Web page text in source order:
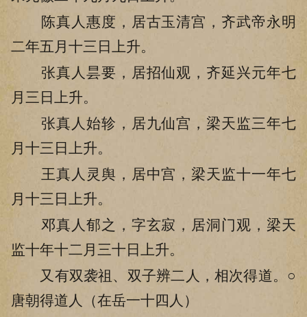
陈真人惠度，居古玉清宫，齐武帝永明
二年五月十三日上升。
张真人昙要，居招仙观，齐延兴元年七
月三日上升。
张真人始轸，居九仙宫，梁天监三年七
月十三日上升。
王真人灵舆，居中宫，梁天监十一年七
月十三日上升。
邓真人郁之，字玄寂，居洞门观，梁天
监十年十二月三十日上升。
又有双袭祖、双子辨二人，相次得道。○
唐朝得道人（在岳一十四人）